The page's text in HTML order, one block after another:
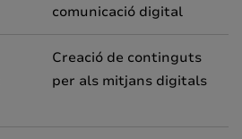
comunicació digital
Creació de continguts
per als mitjans digitals